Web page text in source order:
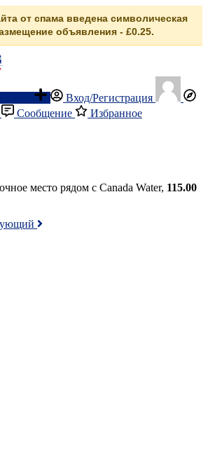
от спама введена символическая
объявления - £0.25.
Вход/Регистрация
Сообщение Избранное
место рядом с Canada Water, 115.00